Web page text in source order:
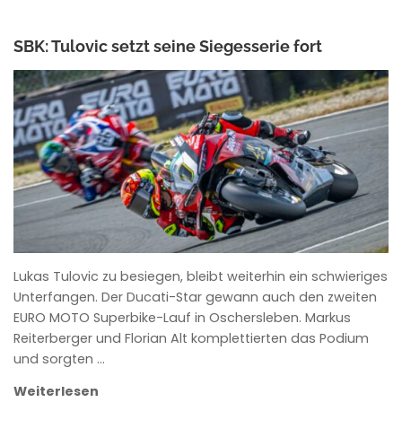
SBK: Tulovic setzt seine Siegesserie fort
ANKE WIECZOREK
Lukas Tulovic zu besiegen, bleibt weiterhin ein schwieriges
Unterfangen. Der Ducati-Star gewann auch den zweiten
EURO MOTO Superbike-Lauf in Oschersleben. Markus
Reiterberger und Florian Alt komplettierten das Podium
und sorgten …
Weiterlesen